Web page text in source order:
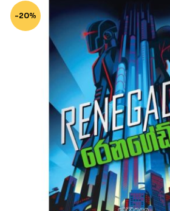
-20%